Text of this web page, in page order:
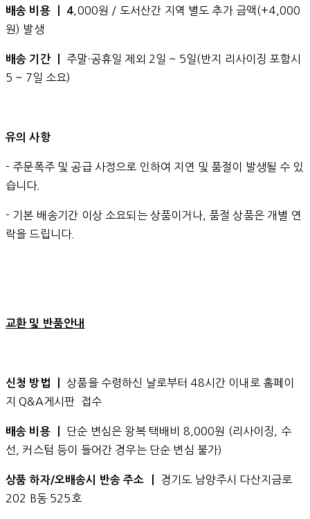
배송 비용 ㅣ 4,000원 / 도서산간 지역 별도 추가 금액(+4,000
원) 발생
배송 기간 ㅣ 주말·공휴일 제외 2일 ~ 5일(반지 리사이징 포함시
5 ~ 7일 소요)
유의 사항
- 주문폭주 및 공급 사정으로 인하여 지연 및 품절이 발생될 수 있
습니다.
- 기본 배송기간 이상 소요되는 상품이거나, 품절 상품은 개별 연
락을 드립니다.
교환 및 반품안내
신청 방법 ㅣ상품을 수령하신 날로부터 48시간 이내로 홈페이
지 Q&A게시판 접수
배송 비용 ㅣ
단순 변심은 왕복 택배비 8,000원 (리사이징, 수
선, 커스텀 등이 들어간 경우는 단순 변심 불가)
상품 하자/오배송시 반송 주소 ㅣ 경기도 남양주시 다산지금로
202 B동 525호